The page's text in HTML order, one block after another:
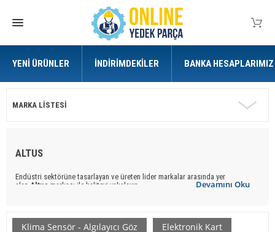
YENI ÜRÜNLER İNDIRIMDEKILER BANKA HESAPLARIMIZ
MARKA LISTESI
Devamını Oku
ALTUS
Endüstri sektörüne tasarlayan ve üreten lider markalar arasında yer
alan Altus markası ile kaliteyi yakalayın.
Klima Sensör - Algılayıcı Göz Elektronik Kart